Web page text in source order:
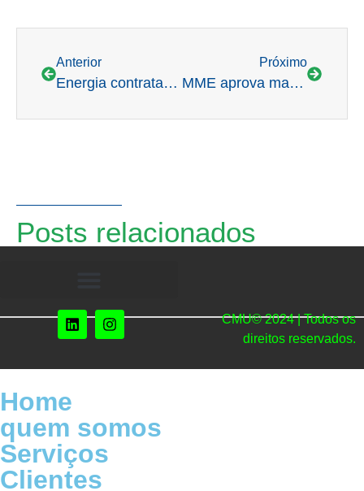
Anterior
Energia contratada no mercado livre cresce 2,6 vezes em um ano, aponta Cela
Próximo
MME aprova manual regulatório para Novo Mercado de Gás
Posts relacionados
CMU© 2024 | Todos os
direitos reservados.
Home
quem somos
Serviços
Clientes